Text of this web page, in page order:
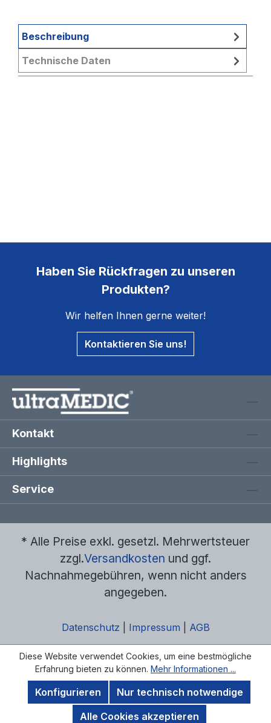
Beschreibung
Technische Daten
Haben Sie Rückfragen zu unseren
Produkten?
Wir helfen Ihnen gerne weiter!
Kontaktieren Sie uns!
Kontakt
Highlights
Service
* Alle Preise exkl. gesetzl. Mehrwertsteuer
zzgl.Versandkosten und ggf.
Nachnahmegebühren, wenn nicht anders
angegeben.
Datenschutz Impressum AGB
Diese Website verwendet Cookies, um eine bestmögliche
Erfahrung bieten zu können. Mehr Informationen ...
Nur technisch notwendige
Konfigurieren
Alle Cookies akzeptieren